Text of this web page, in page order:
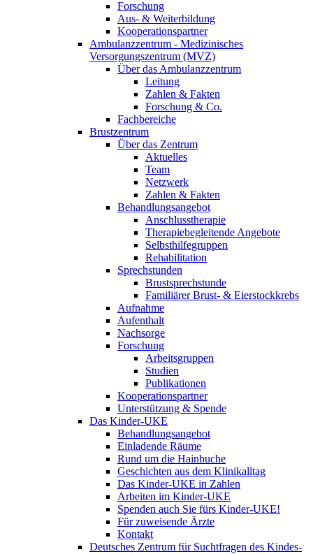
Forschung
Aus- & Weiterbildung
Kooperationspartner
Ambulanzzentrum - Medizinisches
Versorgungszentrum (MVZ)
Über das Ambulanzzentrum
Leitung
Zahlen & Fakten
Forschung & Co.
Fachbereiche
Brustzentrum
Über das Zentrum
Aktuelles
Team
Netzwerk
Zahlen & Fakten
Behandlungsangebot
Anschlusstherapie
Therapiebegleitende Angebote
Selbsthilfegruppen
Rehabilitation
Sprechstunden
Brustsprechstunde
Familiärer Brust- & Eierstockkrebs
Aufnahme
Aufenthalt
Nachsorge
Forschung
Arbeitsgruppen
Studien
Publikationen
Kooperationspartner
Unterstützung & Spende
Das Kinder-UKE
Behandlungsangebot
Einladende Räume
Rund um die Hainbuche
Geschichten aus dem Klinikalltag
Das Kinder-UKE in Zahlen
Arbeiten im Kinder-UKE
Spenden auch Sie fürs Kinder-UKE!
Für zuweisende Ärzte
Kontakt
Deutsches Zentrum für Suchtfragen des Kindes-